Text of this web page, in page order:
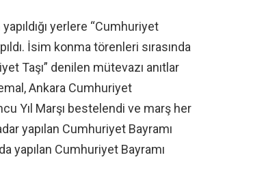
yerlere “Cumhuriyet
İsim konma törenleri sırasında
Taşı” denilen mütevazı anıtlar
Ankara Cumhuriyet
Yıl Marşı bestelendi ve marş her
yapılan Cumhuriyet Bayramı
yapılan Cumhuriyet Bayramı